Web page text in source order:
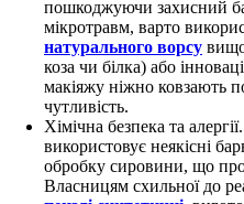
пошкоджуючи захисний
мікротравм, варто
натурального ворсу
коза чи білка) або
макіяжу ніжно ковзають
чутливість.
Хімічна безпека та
використовує неякісні
обробку сировини, що
Власницям схильної до